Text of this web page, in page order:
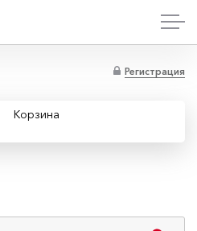
Регистрация
Корзина